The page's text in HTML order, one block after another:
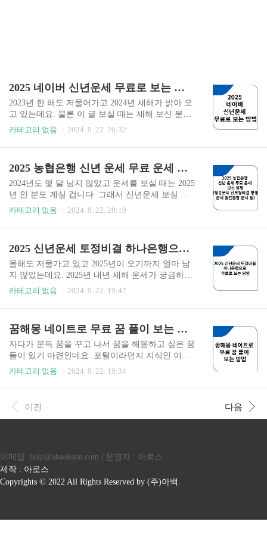
2025 네이버 신년운세 무료로 보는 방법
2023년 한 해도 저물어가고 2024년 새해가 밝아 오
고 있는데요. 물론 이 글 보실 때는 새해 보신 분들
많은 실 것이라 봅니다. 그래서 이번에는 포털인 네
기관에서 무료로 제공하는 신년운세 사이트도 있
지만 포털에서 간편하게 제공하는 신년운세 하이
트 들도 있습니다. 이번에는 네이버 신년운세에 대
해서 알려 드리겠습니다. 네이버 신년운세 페이지
가기 2025 네이버 신년운세보는 방법 농협 신년
이 가능합니다. 여기서 개개인의 생년월일과 태어
난 시간을 입력합..
카테고리 없음 2024. 9. 22. 20:32
2025 농협은행 신년 운세 무료 운세 보는 방법(정통운세 신토정비결 평생운세 월간종합 운세 등)
2024년도 몇 달 남지 않았고 운세를 보실 때는 2025
년 인 분도 계실 겁니다. 그래서 신년운세 보실 때
소정의 비용도 지불해서 부담스러운 경우도 있을
행 신년운세 페이지 가기 2025 농협은행 신년운세
란? 농협은행에서 무료로 볼 수 있는 신년운세 페
이지로 운세뿐 아니라 신토정비결, 평생운세, 월간
종합운세 등을 무료로 볼 수 있는 곳입니다. 본인
개인 생년월일만 넣으면 볼 수 있기 때문에 부담 없
기 2025 농협은행 신년운세 운세 보는 방법 - 정통
운세 ..
카테고리 없음 2024. 9. 22. 20:19
2025 신년운세 토정비결 하나은행으로 무료로 보는 방법
올해도 저물가고 있고 2025년이 오기까지 얼마 남
지 않았는데요. 2025년 내년 새해 운세가 궁금하시
죠. 하나은행에서 운세와 토정비결을 볼 수 있는데
는 것도 나쁘지 않다고 봅니다. 그럼 이에 대한 정
보를 드리겠습니다. 하나원큐 2025 신년운세 앱 바
로가기 2025신년운세 토정비결 하나은행 설치방
법 아래 버튼을 누르면 설치 페이지로 가셔서 설
치하실 수 있습니다. 하나원큐 2024 신년운세 앱
보기란? 하나은행 신년운세 보기는 모바일 공식 애
플리케이션 '하나원큐' 설치를 통해 이용하 실 수
카테고리 없음 2024. 9. 22. 19:47
꿈해몽 네이트로 무료 꿈 풀이 보는 방법
자다가 문득 꿈을 꾸고 나서 꿈을 해몽하고 싶은 꿈
들이 있기 마련인데요. 포털이라던지 지식인 이런
곳에서 찾아보곤 합니다. 그런데 찾는 경우도 있지
덜어 드리기 위해서 네이트에서 무료 꿈해몽 풀이
를 이용하는 것을 어떻겠는지요? 그래서 네이트 꿈
해몽을 할 수 있는 서비스입니다. 운세 서비스 중에
무료로 볼 수 사용할 수 있는 오늘의 운세, 띠별 운
세, 별자리 운세와 애정궁합, 대인 관계 등이 있으
카테고리 없음 2024. 9. 22. 19:34
이전 다음
이메일: help@abaeksite.com | 운영자 : 아로스
제작 : 아로스
Copyrights © 2022 All Rights Reserved by (주)아백.